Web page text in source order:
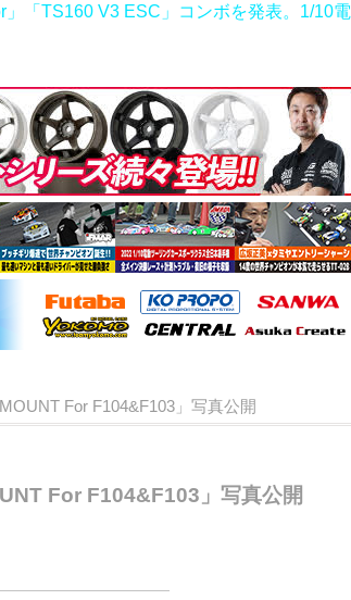
「TS160 V3 ESC」コンボを発表。1/10電
For F104&F103」写真公開
For F104&F103」写真公開